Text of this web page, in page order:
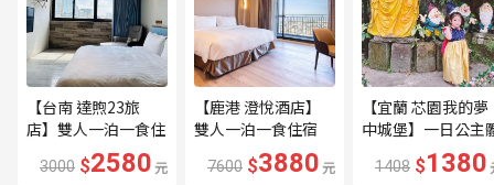
【台南 達煦23旅
店】雙人一泊一食住
宿券---🔥近海安路
商圈🔥
3000 $2580元
【鹿港 澄悅酒店】
雙人一泊一食住宿
券---🔥平日限量升
等家庭房、贈兩小🔥
7600 $3880元
【宜蘭 芯園我的夢
中城堡】一日公主
驗券---🔥含歐式下
午茶及換裝🔥
1408 $1380